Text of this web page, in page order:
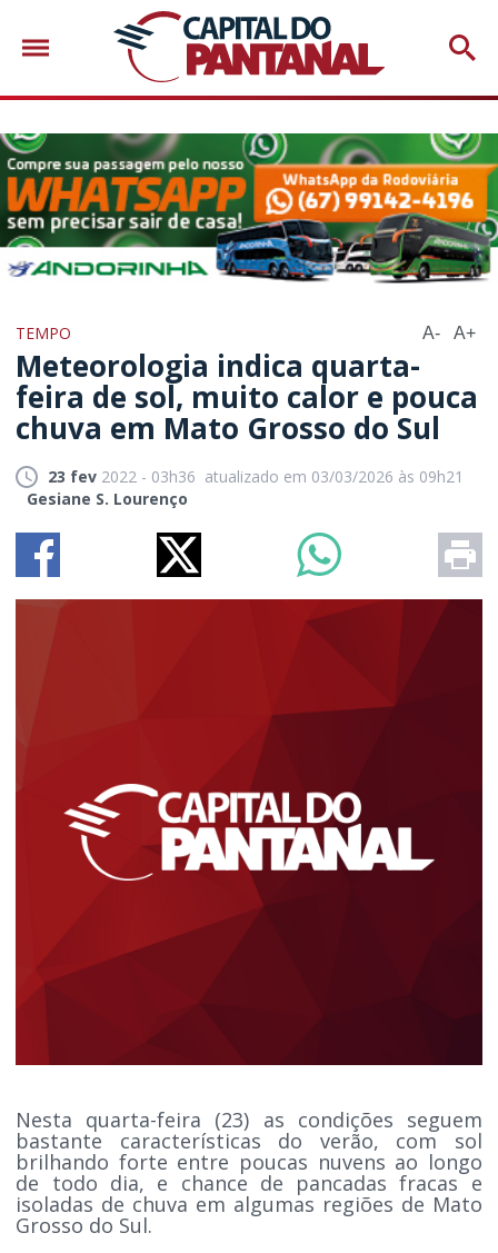
TEMPO A- A+
Meteorologia indica quarta-
feira de sol, muito calor e pouca
chuva em Mato Grosso do Sul
23 fev 2022 - 03h36 atualizado em 03/03/2026 às 09h21
Gesiane S. Lourenço
Nesta quarta-feira (23) as condições seguem
bastante características do verão, com sol
brilhando forte entre poucas nuvens ao longo
de todo dia, e chance de pancadas fracas e
isoladas de chuva em algumas regiões de Mato
Grosso do Sul.